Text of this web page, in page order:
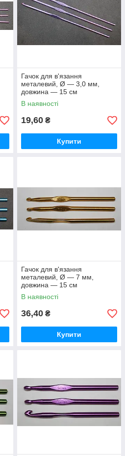
Гачок для в'язання
металевий, Ø — 3,0 мм,
довжина — 15 см
В наявності
19,60 ₴
Купити
Гачок для в'язання
металевий, Ø — 7 мм,
довжина — 15 см
В наявності
36,40 ₴
Купити